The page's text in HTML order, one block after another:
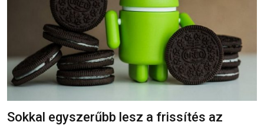
Sokkal egyszerűbb lesz a frissítés az